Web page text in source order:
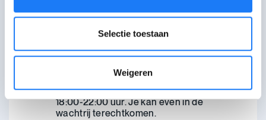
Selectie toestaan
Weigeren
Awel luistert naar kinderen en jongeren.
Chat met Awel
Maandag-zaterdag
18:00-22:00 uur. Je kan even in de
wachtrij terechtkomen.